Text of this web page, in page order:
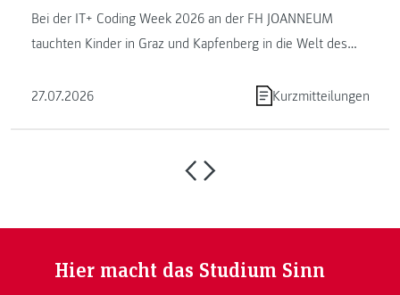
Bei der IT+ Coding Week 2026 an der FH JOANNEUM
tauchten Kinder in Graz und Kapfenberg in die Welt des
27.07.2026
Kurzmitteilungen
Hier macht das Studium Sinn